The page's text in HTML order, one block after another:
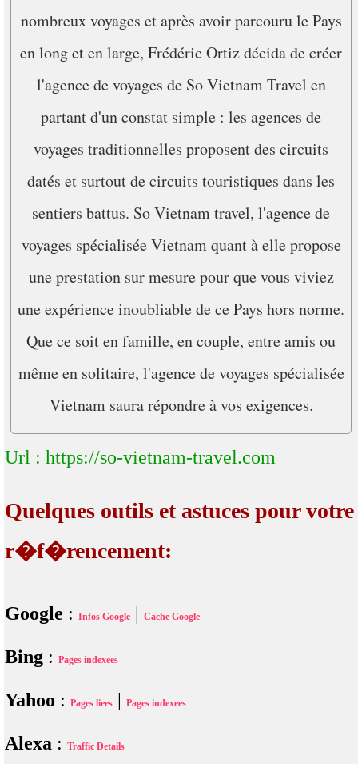
nombreux voyages et après avoir parcouru le Pays
en long et en large, Frédéric Ortiz décida de créer
l'agence de voyages de So Vietnam Travel en
partant d'un constat simple : les agences de
voyages traditionnelles proposent des circuits
datés et surtout de circuits touristiques dans les
sentiers battus. So Vietnam travel, l'agence de
voyages spécialisée Vietnam quant à elle propose
une prestation sur mesure pour que vous viviez
une expérience inoubliable de ce Pays hors norme.
Que ce soit en famille, en couple, entre amis ou
même en solitaire, l'agence de voyages spécialisée
Vietnam saura répondre à vos exigences.
Url : https://so-vietnam-travel.com
Quelques outils et astuces pour votre
r�f�rencement:
Google : Infos Google Cache Google
Bing : Pages indexees
Yahoo : Pages liees Pages indexees
Alexa : Traffic Details